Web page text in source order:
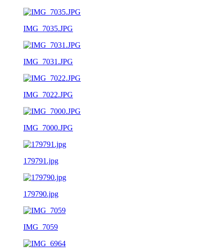
IMG_7035.JPG
IMG_7031.JPG
IMG_7022.JPG
IMG_7000.JPG
179791.jpg
179790.jpg
IMG_7059